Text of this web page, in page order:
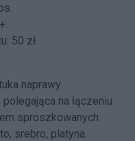
50 zł
naprawy
na łączeniu
sproszkowanych
srebro, platyna.